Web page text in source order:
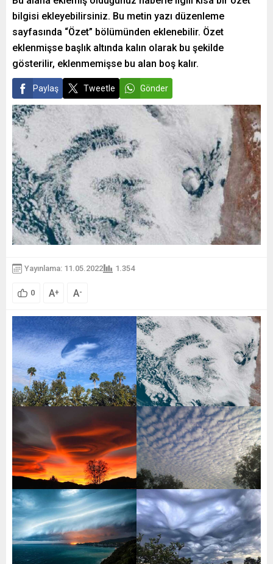
bilgisi ekleyebilirsiniz. Bu metin yazı düzenleme
sayfasında “Özet” bölümünden eklenebilir. Özet
eklenmişse başlık altında kalın olarak bu şekilde
gösterilir, eklenmemişse bu alan boş kalır.
Paylaş Tweetle Gönder
Yayınlama: 11.05.2022 1.354
0 A+ A-